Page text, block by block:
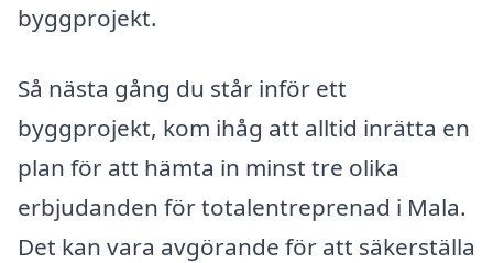
byggprojekt.
Så nästa gång du står inför ett
byggprojekt, kom ihåg att alltid inrätta en
plan för att hämta in minst tre olika
erbjudanden för totalentreprenad i Mala.
Det kan vara avgörande för att säkerställa